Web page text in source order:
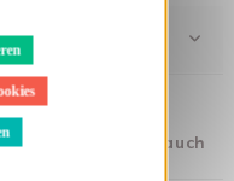
haben, kauften auch